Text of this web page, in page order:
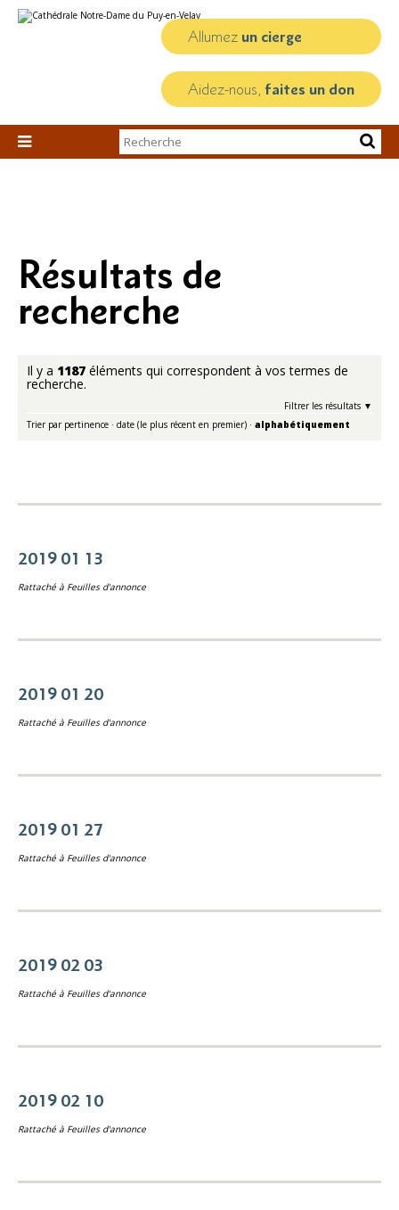
au
personnels
Allumez un cierge
Aidez-nous, faites un don

Chercher par
Recherche
Résultats de
recherche
Il y a 1187 éléments qui correspondent à vos termes de
recherche.
Filtrer les résultats
Trier par pertinence · date (le plus récent en premier) · alphabétiquement
2019 01 13
Rattaché à Feuilles d'annonce
2019 01 20
Rattaché à Feuilles d'annonce
2019 01 27
Rattaché à Feuilles d'annonce
2019 02 03
Rattaché à Feuilles d'annonce
2019 02 10
Rattaché à Feuilles d'annonce